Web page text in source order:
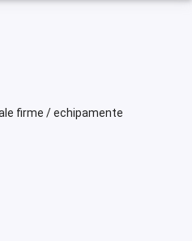
firme / echipamente